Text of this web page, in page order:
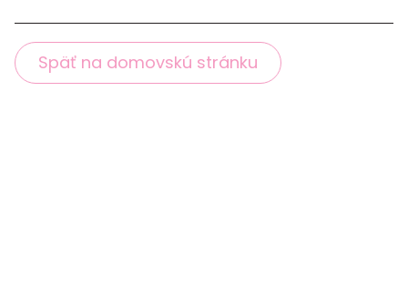
Späť na domovskú stránku